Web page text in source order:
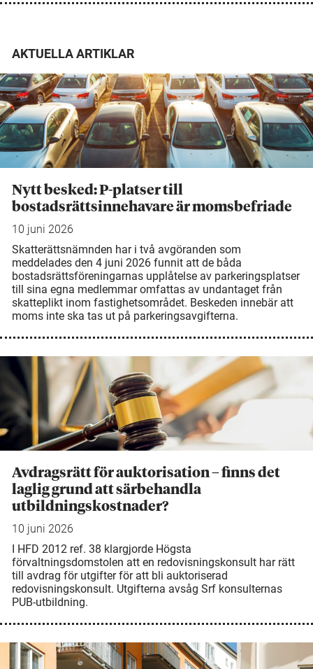
AKTUELLA ARTIKLAR
Nytt besked: P-platser till
bostadsrättsinnehavare är momsbefriade
10 juni 2026
Skatterättsnämnden har i två avgöranden som
meddelades den 4 juni 2026 funnit att de båda
bostadsrättsföreningarnas upplåtelse av parkeringsplatser
till sina egna medlemmar omfattas av undantaget från
skatteplikt inom fastighetsområdet. Beskeden innebär att
moms inte ska tas ut på parkeringsavgifterna.
Avdragsrätt för auktorisation – finns det
laglig grund att särbehandla
utbildningskostnader?
10 juni 2026
I HFD 2012 ref. 38 klargjorde Högsta
förvaltningsdomstolen att en redovisningskonsult har rätt
till avdrag för utgifter för att bli auktoriserad
redovisningskonsult. Utgifterna avsåg Srf konsulternas
PUB-utbildning.